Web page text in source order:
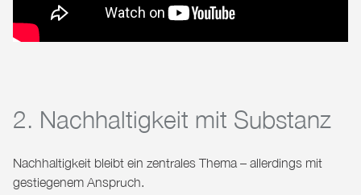
2. Nachhaltigkeit mit Substanz
Nachhaltigkeit bleibt ein zentrales Thema – allerdings mit
gestiegenem Anspruch.